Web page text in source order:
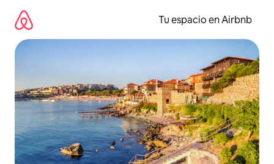
contenido
Tu espacio en Airbnb